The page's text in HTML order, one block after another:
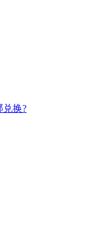
兑换?